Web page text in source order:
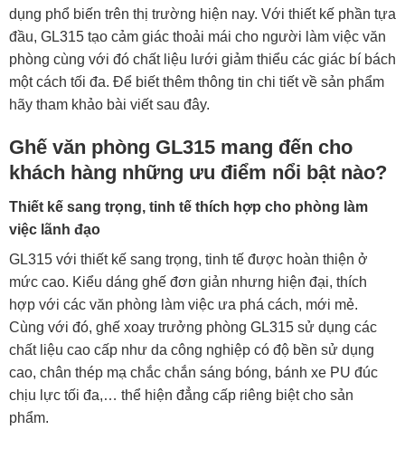
dụng phổ biến trên thị trường hiện nay. Với thiết kế phần tựa
đầu, GL315 tạo cảm giác thoải mái cho người làm việc văn
phòng cùng với đó chất liệu lưới giảm thiểu các giác bí bách
một cách tối đa. Để biết thêm thông tin chi tiết về sản phẩm
hãy tham khảo bài viết sau đây.
Ghế văn phòng GL315 mang đến cho
khách hàng những ưu điểm nổi bật nào?
Thiết kế sang trọng, tinh tế thích hợp cho phòng làm
việc lãnh đạo
GL315 với thiết kế sang trọng, tinh tế được hoàn thiện ở
mức cao. Kiểu dáng ghế đơn giản nhưng hiện đại, thích
hợp với các văn phòng làm việc ưa phá cách, mới mẻ.
Cùng với đó, ghế xoay trưởng phòng GL315 sử dụng các
chất liệu cao cấp như da công nghiệp có độ bền sử dụng
cao, chân thép mạ chắc chắn sáng bóng, bánh xe PU đúc
chịu lực tối đa,… thể hiện đẳng cấp riêng biệt cho sản
phẩm.